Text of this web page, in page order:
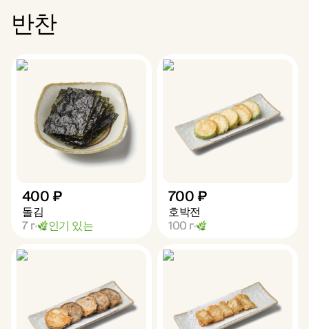
반찬
400 ₽
돌김
7г 인기 있는
700 ₽
호박전
100г